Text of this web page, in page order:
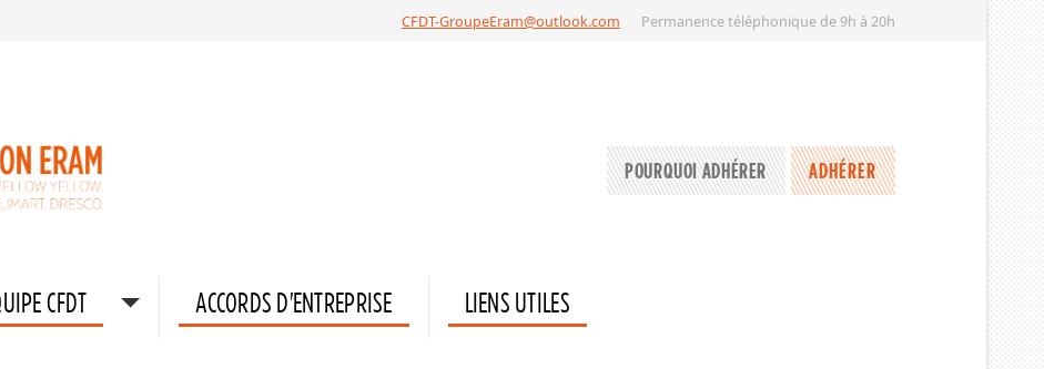
CFDT-GroupeEram@outlook.com Permanence téléphonique de 9h à 20h
POURQUOI ADHÉRER ADHÉRER
CFDT ACCORDS D'ENTREPRISE LIENS UTILES